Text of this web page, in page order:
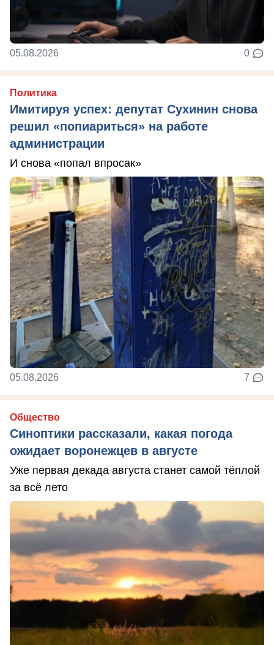
05.08.2026 0
Политика
Имитируя успех: депутат Сухинин снова
решил «попиариться» на работе
администрации
И снова «попал впросак»
05.08.2026 7
Общество
Синоптики рассказали, какая погода
ожидает воронежцев в августе
Уже первая декада августа станет самой тёплой
за всё лето